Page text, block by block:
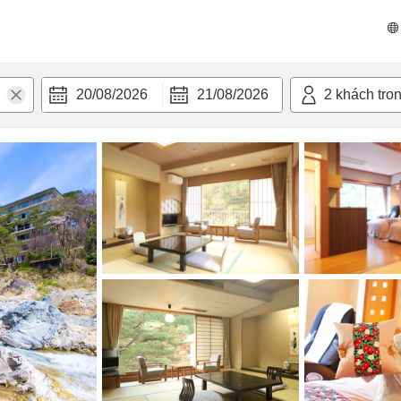
20/08/2026 21/08/2026 2 khách
bật Tiện nghi